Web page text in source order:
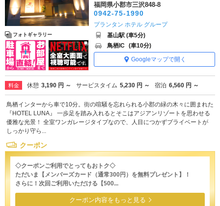
フォトギャラリー
福岡県小郡市三沢848-8
0942-75-1990
プランタン ホテル グループ
基山駅 (車5分)
鳥栖IC (車10分)
Googleマップで開く
料金 休憩 3,190 円 ～ サービスタイム 5,230 円 ～ 宿泊 6,560 円 ～
鳥栖インターから車で10分。街の喧騒を忘れられる小郡の緑の木々に囲まれた
『HOTEL LUNA』 一歩足を踏み入れるとそこはアジアンリゾートを思わせる
優雅な光景！ 全室ワンガレージタイプなので、人目につかずプライベートが
しっかり守ら...
クーポン
◇クーポンご利用でとってもおトク◇
ただいま【メンバーズカード（通常300円）を無料プレゼント】！
さらに！次回ご利用いただける【500...
クーポン内容をもっと見る